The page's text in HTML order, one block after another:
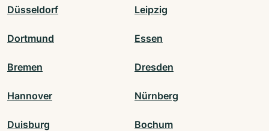
Düsseldorf Leipzig
Dortmund Essen
Bremen Dresden
Hannover Nürnberg
Duisburg Bochum